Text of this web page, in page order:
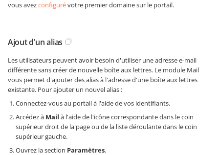
vous avezconfigurévotre premier domaine sur le portail.
Ajout d'un alias
Les utilisateurs peuvent avoir besoin d'utiliser une adresse e-mail
différente sans créer de nouvelle boîte aux lettres. Le module Mail
vous permet d'ajouter des alias à l'adresse d'une boîte aux lettres
existante. Pour ajouter un nouvel alias :
Connectez-vous au portail à l'aide de vos identifiants.
Accédez à Mail à l'aide de l'icône correspondante dans le coin
supérieur droit de la page ou de la liste déroulante dans le coin
supérieur gauche.
Ouvrez la section Paramètres.